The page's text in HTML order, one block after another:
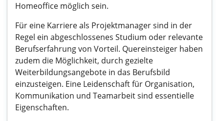
Homeoffice möglich sein.
Für eine Karriere als Projektmanager sind in der
Regel ein abgeschlossenes Studium oder relevante
Berufserfahrung von Vorteil. Quereinsteiger haben
zudem die Möglichkeit, durch gezielte
Weiterbildungsangebote in das Berufsbild
einzusteigen. Eine Leidenschaft für Organisation,
Kommunikation und Teamarbeit sind essentielle
Eigenschaften.